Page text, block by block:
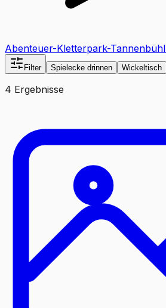
Abenteuer-Kletterpark-Tannenbühl
Filter Spielecke drinnen Wickeltisch
4 Ergebnisse